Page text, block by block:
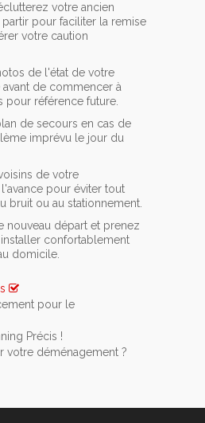
votre ancien
pour faciliter la remise
votre caution
de l'état de votre
de commencer à
pour référence future.
de secours en cas de
imprévu le jour du
de votre
pour éviter tout
bruit ou au stationnement.
nouveau départ et prenez
confortablement
domicile.
pour le
un service de location
meuble, n’oubliez pas de
Précis !
le moins
votre déménagement ?